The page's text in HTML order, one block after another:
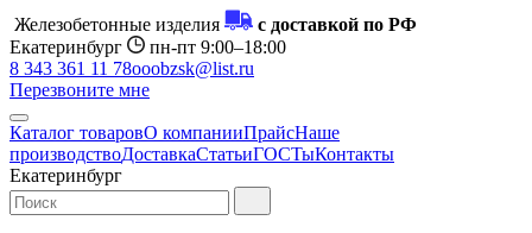
Железобетонные изделия
с доставкой по РФ
Екатеринбург
пн-пт 9:00–18:00
8 343 361 11 78ooobzsk@list.ru
Перезвоните мне
Каталог товаровО компанииПрайсНаше
производствоДоставкаСтатьиГОСТыКонтакты
Екатеринбург